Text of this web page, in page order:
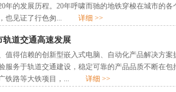
年的发展历程。20年呼啸而驰的地铁穿梭在城市的各
，也见证了行色匆... 详细 >>
轨道交通高速发展
值得信赖的创新型嵌入式电脑、自动化产品解决方案
服务于轨道交通建设，稳定可靠的产品品质不断在包
广铁路等大铁项目，... 详细 >>